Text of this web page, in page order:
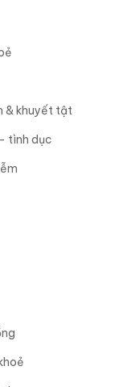
& khuyết tật
tình dục